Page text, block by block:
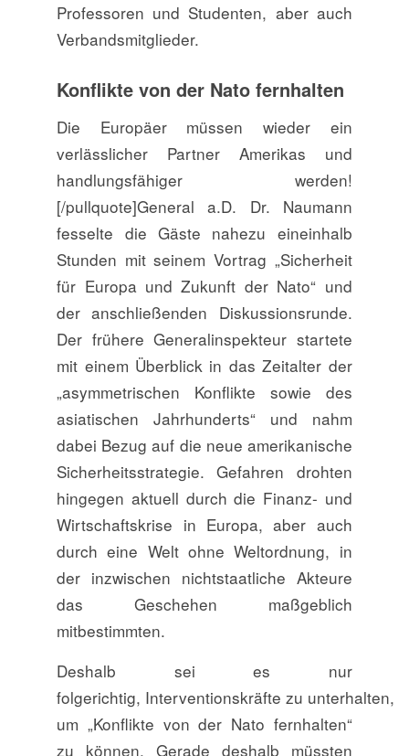
Professoren und Studenten, aber auch
Verbandsmitglieder.
Konflikte von der Nato fernhalten
Die Europäer müssen wieder ein
verlässlicher Partner Amerikas und
handlungs­fähiger werden!
[/pullquote]General a.D. Dr. Naumann
fesselte die Gäste nahezu ein­einhalb
Stunden mit seinem Vortrag „Sicherheit
für Europa und Zukunft der Nato“ und
der anschließenden Diskus­sionsrunde.
Der frühere Generalinspekteur startete
mit einem Überblick in das Zeitalter der
„asymmetrischen Konflikte sowie des
asiatischen Jahrhunderts“ und nahm
dabei Bezug auf die neue amerikanische
Sicherheitsstrategie. Gefahren drohten
hingegen aktuell durch die Finanz- und
Wirtschaftskrise in Europa, aber auch
durch eine Welt ohne Weltordnung, in
der inzwischen nichtstaatliche Akteure
das Geschehen maßgeblich
mitbestimmten.
Deshalb sei es nur
folgerichtig, Interventionskräfte zu unterhalten,
um „Konflikte von der Nato fernhalten“
zu können. Gerade deshalb müssten